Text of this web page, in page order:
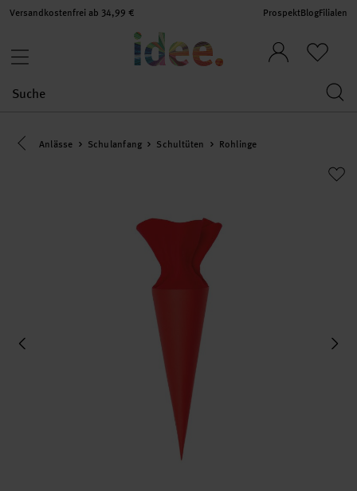
Versandkostenfrei ab 34,99 € ProspektBlogFilialen
Eine Kategorie zurück navigieren
Anlässe Schulanfang Schultüten Rohlinge